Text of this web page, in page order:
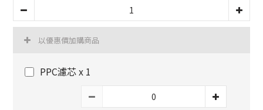
以優惠價加購商品
PPC濾芯 x 1